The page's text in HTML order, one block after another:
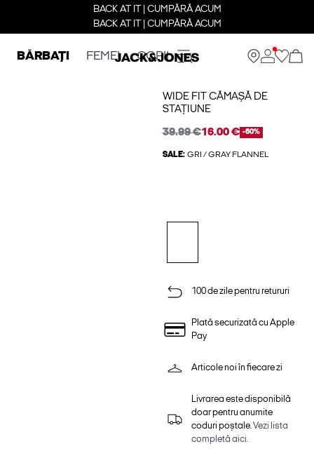
BACK AT IT | CUMPĂRĂ ACUM
BACK AT IT | CUMPĂRĂ ACUM
BĂRBAȚI FEMEI COPII
WIDE FIT CĂMAȘĂ DE
STAȚIUNE
39.99 €16.00 € -60%
SALE: GRI / GRAY FLANNEL
100 de zile pentru retururi
Plată securizată cu Apple
Pay
Articole noi în fiecare zi
Livrarea este disponibilă
doar pentru anumite
coduri poștale.Vezi lista
completă aici.